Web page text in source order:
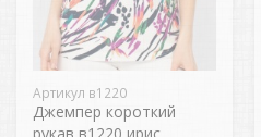
Артикул в1220
Джемпер короткий